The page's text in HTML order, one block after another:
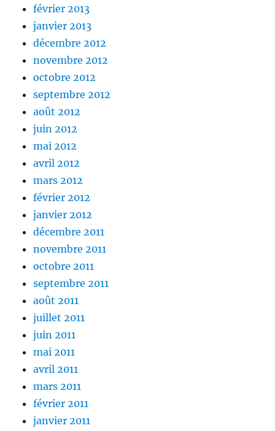
février 2013
janvier 2013
décembre 2012
novembre 2012
octobre 2012
septembre 2012
août 2012
juin 2012
mai 2012
avril 2012
mars 2012
février 2012
janvier 2012
décembre 2011
novembre 2011
octobre 2011
septembre 2011
août 2011
juillet 2011
juin 2011
mai 2011
avril 2011
mars 2011
février 2011
janvier 2011